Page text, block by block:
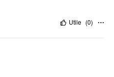
Utile (0)